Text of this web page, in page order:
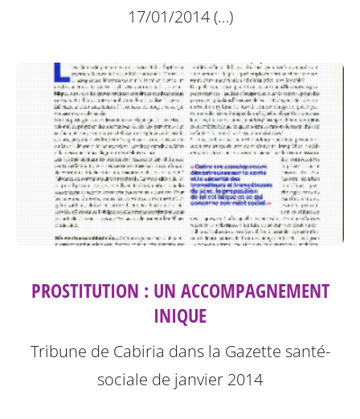
17/01/2014 (…)
PROSTITUTION : UN ACCOMPAGNEMENT
INIQUE
Tribune de Cabiria dans la Gazette santé-
sociale de janvier 2014